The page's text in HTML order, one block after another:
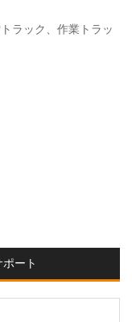
ラック、作業トラッ
ート